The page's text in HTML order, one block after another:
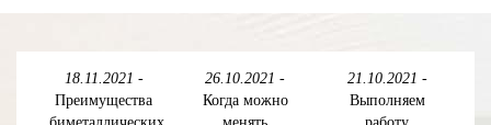
18.11.2021 -
Преимущества
26.10.2021 -
Когда можно
21.10.2021 -
Выполняем